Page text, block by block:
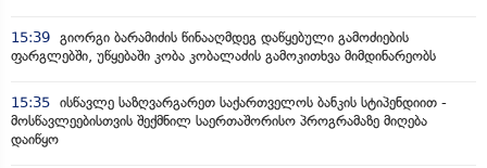
15:39 გიორგი ბარამიძის წინააღმდეგ დაწყებული გამოძიების
ფარგლებში, უწყებაში კობა კობალაძის გამოკითხვა მიმდინარეობს
15:35 ისწავლე საზღვარგარეთ საქართველოს ბანკის სტიპენდიით -
მოსწავლეებისთვის შექმნილ საერთაშორისო პროგრამაზე მიღება
დაიწყო